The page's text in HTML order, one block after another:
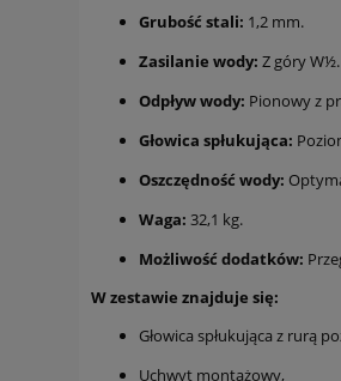
Grubość stali: 1,2 mm.
Zasilanie wody: Z góry W½.
Odpływ wody: Pionowy z
Głowica spłukująca:
Oszczędność wody:
Waga: 32,1 kg.
Możliwość dodatków:
W zestawie znajduje się:
Głowica spłukująca z rurą
Uchwyt montażowy,